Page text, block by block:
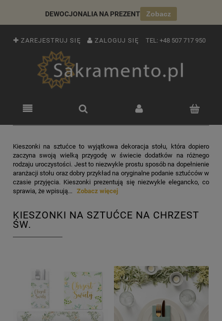
DEWOCJONALIA NA PREZENT Zobacz
ZAREJESTRUJ SIĘ ZALOGUJ SIĘ TEL: +48 507 717 950
Kieszonki na sztućce to wyjątkowa dekoracja stołu, która dopiero
zaczyna swoją wielką przygodę w świecie dodatków na różnego
rodzaju uroczystości. Jest to niezwykle prostu sposób na dopełnienie
aranżacji stołu oraz dobry przykład na oryginalne podanie sztućców w
czasie przyjęcia. Kieszonki prezentują się niezwykle elegancko, co
sprawia, że wpisują... Zobacz więcej
KIESZONKI NA SZTUĆCE NA CHRZEST
ŚW.